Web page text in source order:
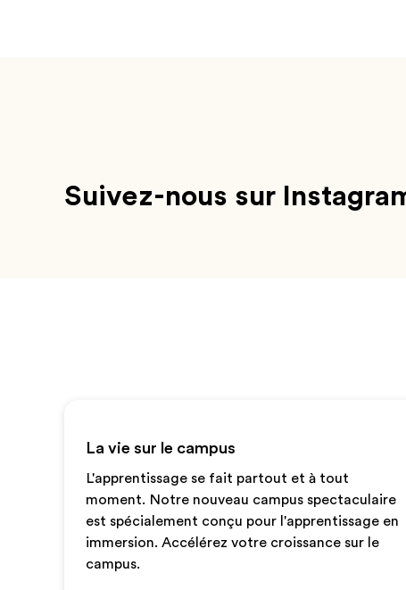
Suivez-nous sur
La vie sur le campus
L'apprentissage se fait partout et à tout
moment. Notre nouveau campus spectaculaire
est spécialement conçu pour l'apprentissage en
immersion. Accélérez votre croissance sur le
campus.